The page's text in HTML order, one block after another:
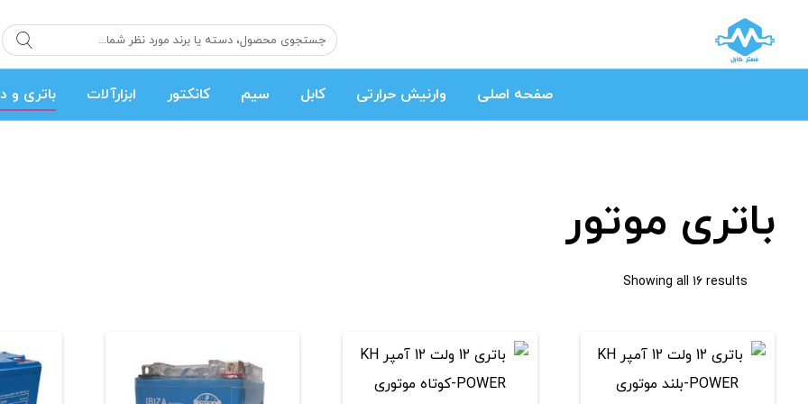
صفحه اصلی وارنیش حرارتی کابل سیم کانکتور ابزارآلات باتری و
باتری موتور
Showing all 16 results